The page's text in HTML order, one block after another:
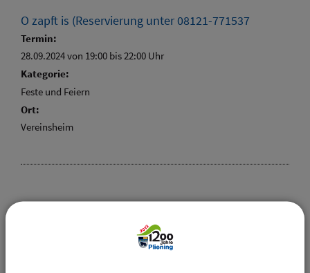
O zapft is (Reservierung unter 08121-771537
Termin:
28.09.2024 von 19:00 bis 22:00 Uhr
Kategorie:
Feste und Feiern
Ort:
Vereinsheim
Adventsmarkt Hofladen Burghart